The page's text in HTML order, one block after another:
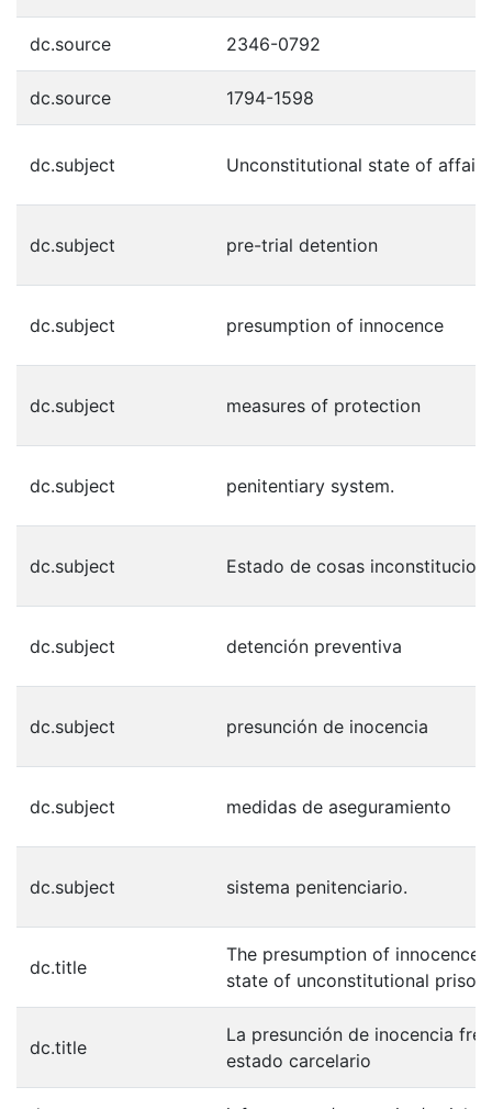
dc.source 2346-0792
dc.source 1794-1598
dc.subject Unconstitutional state of affairs
dc.subject pre-trial detention
dc.subject presumption of innocence
dc.subject measures of protection
dc.subject penitentiary system.
dc.subject Estado de cosas
dc.subject detención preventiva
dc.subject presunción de inocencia
dc.subject medidas de aseguramiento
dc.subject sistema penitenciario.
dc.title
The presumption of
state of unconstitutional
dc.title
La presunción de inocencia
estado carcelario